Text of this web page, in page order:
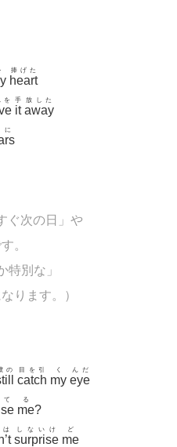
heart
捧げた
を
it
手
away
放した
ぐ次の日」や
。
特別な」
ります。）
の
catch
目を引
my
く
eye
んだ
me
る
?
surprise
しないけ
me
ど